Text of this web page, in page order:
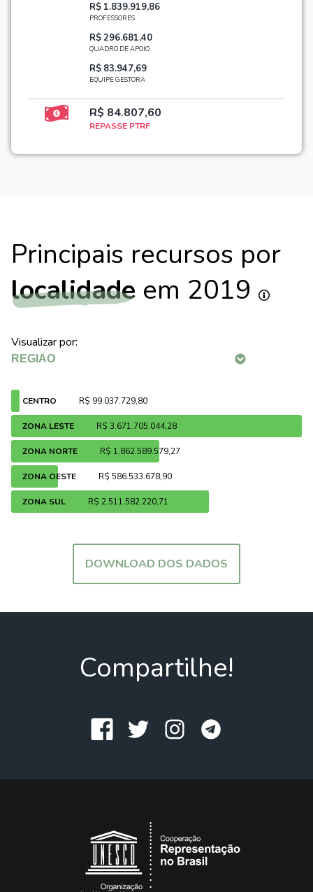
R$ 1.839.919,86
PROFESSORES
R$ 296.681,40
QUADRO DE APOIO
R$ 83.947,69
EQUIPE GESTORA
R$ 84.807,60
REPASSE PTRF
Principais recursos por
localidade em 2019
Visualizar por:
CENTRO R$ 99.037.729,80
ZONA LESTE R$ 3.671.705.044,28
ZONA NORTE R$ 1.862.589.579,27
ZONA OESTE R$ 586.533.678,90
ZONA SUL R$ 2.511.582.220,71
DOWNLOAD DOS DADOS
Compartilhe!